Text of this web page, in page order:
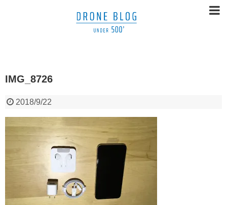
IMG_8726
2018/9/22